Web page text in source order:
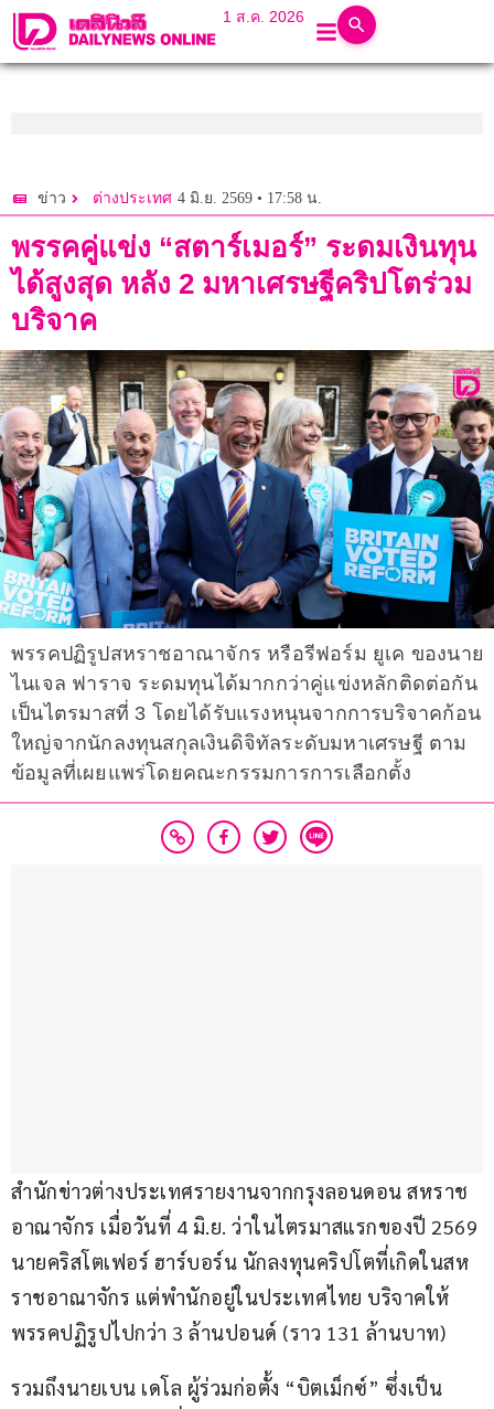
1 ส.ค. 2026
ข่าว ต่างประเทศ 4 มิ.ย. 2569 • 17:58 น.
พรรคคู่แข่ง “สตาร์เมอร์” ระดมเงินทุน
ได้สูงสุด หลัง 2 มหาเศรษฐีคริปโตร่วม
บริจาค
พรรคปฏิรูปสหราชอาณาจักร หรือรีฟอร์ม ยูเค ของนาย
ไนเจล ฟาราจ ระดมทุนได้มากกว่าคู่แข่งหลักติดต่อกัน
เป็นไตรมาสที่ 3 โดยได้รับแรงหนุนจากการบริจาคก้อน
ใหญ่จากนักลงทุนสกุลเงินดิจิทัลระดับมหาเศรษฐี ตาม
ข้อมูลที่เผยแพร่โดยคณะกรรมการการเลือกตั้ง
สำนักข่าวต่างประเทศรายงานจากกรุงลอนดอน สหราช
อาณาจักร เมื่อวันที่ 4 มิ.ย. ว่าในไตรมาสแรกของปี 2569
นายคริสโตเฟอร์ ฮาร์บอร์น นักลงทุนคริปโตที่เกิดในสห
ราชอาณาจักร แต่พำนักอยู่ในประเทศไทย บริจาคให้
พรรคปฏิรูปไปกว่า 3 ล้านปอนด์ (ราว 131 ล้านบาท)
รวมถึงนายเบน เดโล ผู้ร่วมก่อตั้ง “บิตเม็กซ์” ซึ่งเป็น